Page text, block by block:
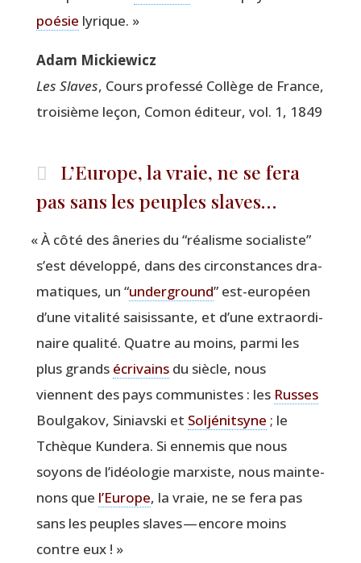
poé­sie lyrique. »
Adam Mickie­wicz
Les Slaves, Cours pro­fes­sé Col­lège de France,
troi­sième leçon, Comon édi­teur, vol. 1, 1849
L’Europe, la vraie, ne se fera
pas sans les peuples slaves…
«À côté des âne­ries du “réa­lisme socia­liste”
s’est déve­lop­pé, dans des cir­cons­tances dra­
ma­tiques, un “under­ground” est-euro­péen
d’une vita­li­té sai­sis­sante, et d’une extra­or­di­
naire qua­li­té. Quatre au moins, par­mi les
plus grands écri­vainsdu siècle, nous
viennent des pays com­mu­nistes : les Russes
Boul­ga­kov, Siniavs­ki et Sol­jé­nit­syne ; le
Tchèque Kun­de­ra. Si enne­mis que nous
soyons de l’i­déo­lo­gie mar­xiste, nous main­te­
nons que l’Eu­rope, la vraie, ne se fera pas
sans les peuples slaves — encore moins
contre eux ! »